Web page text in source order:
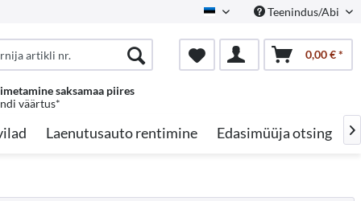
Estonian Teenindus/Abi
0,00 € *
saksamaa piires
väärtus*
Laenutusauto rentimine Edasimüüja otsing 